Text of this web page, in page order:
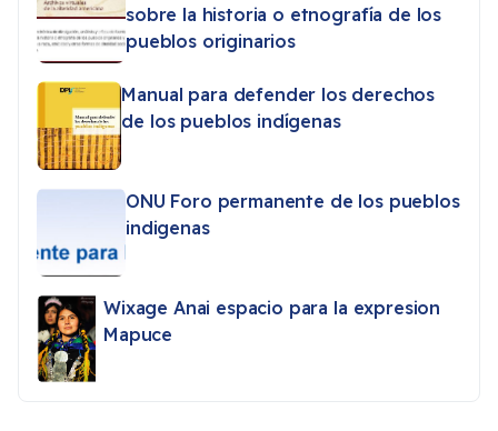
sobre la historia o etnografía de los
pueblos originarios
Manual para defender los derechos
de los pueblos indígenas
ONU Foro permanente de los pueblos
indigenas
Wixage Anai espacio para la expresion
Mapuce